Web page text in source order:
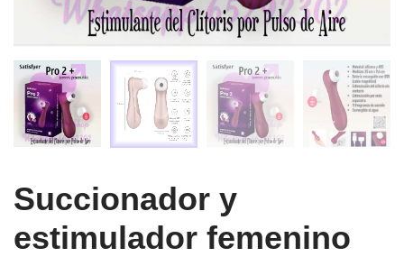
Succionador y
estimulador femenino